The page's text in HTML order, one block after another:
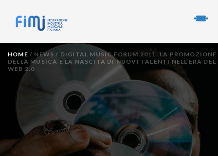
HOME / NEWS / DIGITAL MUSIC FORUM 2011: LA PROMOZIONE
DELLA MUSICA E LA NASCITA DI NUOVI TALENTI NELL’ERA DEL
WEB 2.0